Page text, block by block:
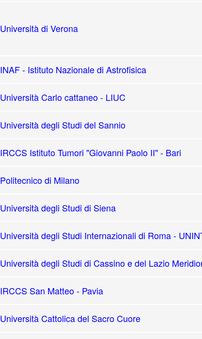
Università di Verona
INAF - Istituto Nazionale di Astrofisica
Università Carlo cattaneo - LIUC
Università degli Studi del Sannio
IRCCS Istituto Tumori "Giovanni Paolo II" - Bari
Politecnico di Milano
Università degli Studi di Siena
Università degli Studi Internazionali di Roma -
Università degli Studi di Cassino e del Lazio
IRCCS San Matteo - Pavia
Università Cattolica del Sacro Cuore